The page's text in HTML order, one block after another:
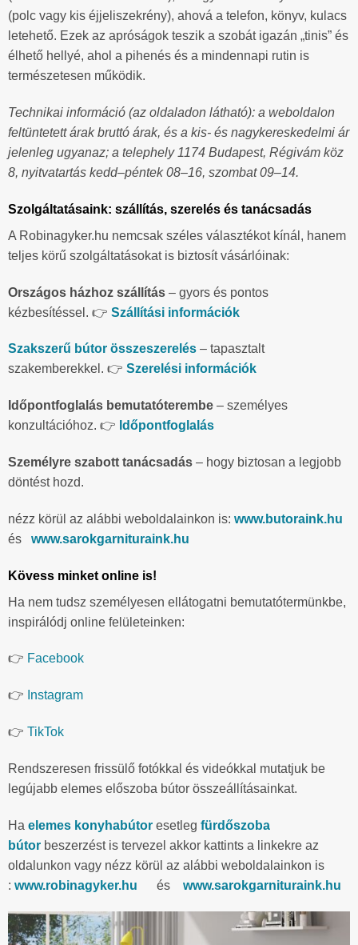
(polc vagy kis éjjeliszekrény), ahová a telefon, könyv, kulacs
letehető. Ezek az apróságok teszik a szobát igazán „tinis” és
élhető hellyé, ahol a pihenés és a mindennapi rutin is
természetesen működik.
Technikai információ (az oldaladon látható): a weboldalon
feltüntetett árak bruttó árak, és a kis- és nagykereskedelmi ár
jelenleg ugyanaz; a telephely 1174 Budapest, Régivám köz
8, nyitvatartás kedd–péntek 08–16, szombat 09–14.
Szolgáltatásaink: szállítás, szerelés és tanácsadás
A Robinagyker.hu nemcsak széles választékot kínál, hanem
teljes körű szolgáltatásokat is biztosít vásárlóinak:
Országos házhoz szállítás – gyors és pontos
kézbesítéssel. 👉 Szállítási információk
Szakszerű bútor összeszerelés – tapasztalt
szakemberekkel. 👉 Szerelési információk
Időpontfoglalás bemutatóterembe – személyes
konzultációhoz. 👉 Időpontfoglalás
Személyre szabott tanácsadás – hogy biztosan a legjobb
döntést hozd.
nézz körül az alábbi weboldalainkon is: www.butoraink.hu
és www.sarokgarnituraink.hu
Kövess minket online is!
Ha nem tudsz személyesen ellátogatni bemutatótermünkbe,
inspirálódj online felületeinken:
👉 Facebook
👉 Instagram
👉 TikTok
Rendszeresen frissülő fotókkal és videókkal mutatjuk be
legújabb elemes előszoba bútor összeállításainkat.
Ha elemes konyhabútor esetleg fürdőszoba
bútor beszerzést is tervezel akkor kattints a linkekre az
oldalunkon vagy nézz körül az alábbi weboldalainkon is
: www.robinagyker.hu és www.sarokgarnituraink.hu